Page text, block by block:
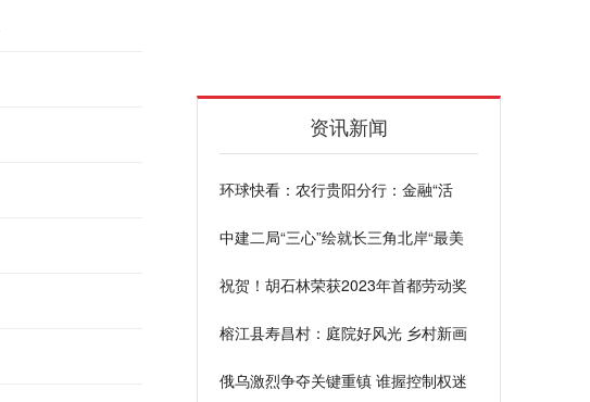
资讯新闻
环球快看：农行贵阳分行：金融“活
中建二局“三心”绘就长三角北岸“最美
祝贺！胡石林荣获2023年首都劳动奖
榕江县寿昌村：庭院好风光 乡村新画
俄乌激烈争夺关键重镇 谁握控制权迷